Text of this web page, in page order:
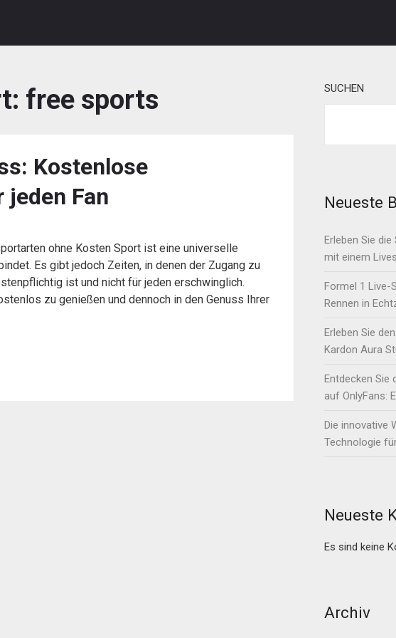
free sports
Kostenlose
Fan
ohne Kosten Sport ist eine universelle
Es gibt jedoch Zeiten, in denen der Zugang zu
ist und nicht für jeden erschwinglich.
zu genießen und dennoch in den Genuss Ihrer
SUCHEN
Neueste
Erleben Sie
mit einem
Formel 1 Live-
Rennen in
Erleben Sie
Kardon Aura
Entdecken Sie
auf OnlyFans:
Die innovative
Technologie
Neueste
Es sind keine
Archiv